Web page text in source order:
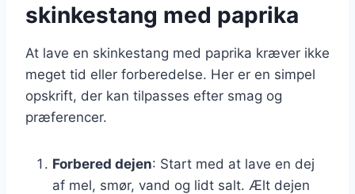
skinkestang med paprika
At lave en skinkestang med paprika kræver ikke
meget tid eller forberedelse. Her er en simpel
opskrift, der kan tilpasses efter smag og
præferencer.
Forbered dejen: Start med at lave en dej
af mel, smør, vand og lidt salt. Ælt dejen